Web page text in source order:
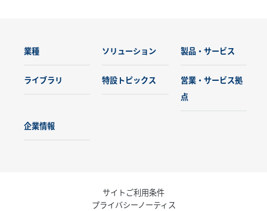
業種 ソリューション 製品・サービス
ライブラリ 特設トピックス
営業・サービス拠
点
企業情報
サイトご利用条件
プライバシーノーティス